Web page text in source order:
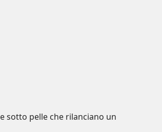
sotto pelle che rilanciano un